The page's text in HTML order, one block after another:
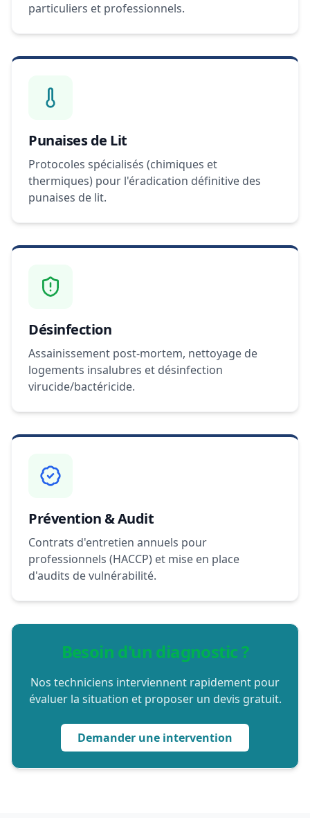
particuliers et professionnels.
Punaises de Lit
Protocoles spécialisés (chimiques et
thermiques) pour l'éradication définitive des
punaises de lit.
Désinfection
Assainissement post-mortem, nettoyage de
logements insalubres et désinfection
virucide/bactéricide.
Prévention & Audit
Contrats d'entretien annuels pour
professionnels (HACCP) et mise en place
d'audits de vulnérabilité.
Besoin d'un diagnostic ?
Nos techniciens interviennent rapidement pour
évaluer la situation et proposer un devis gratuit.
Demander une intervention